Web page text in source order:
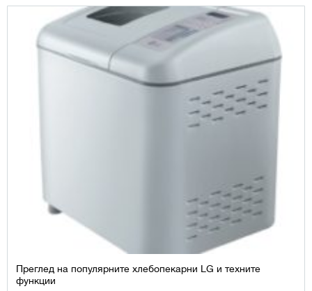
Преглед на популярните хлебопекарни LG и техните
функции